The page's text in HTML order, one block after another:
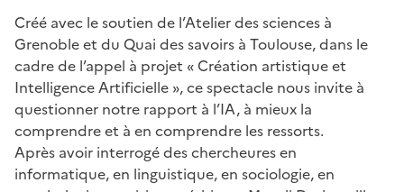
Créé avec le soutien de l’Atelier des sciences à
Grenoble et du Quai des savoirs à Toulouse, dans le
cadre de l’appel à projet « Création artistique et
Intelligence Artificielle », ce spectacle nous invite à
questionner notre rapport à l’IA, à mieux la
comprendre et à en comprendre les ressorts.
Après avoir interrogé des chercheures en
informatique, en linguistique, en sociologie, en